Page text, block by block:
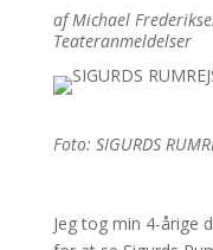
afMichael
Teateranmeldelser
Foto: SIGURDS
Jeg tog min 4-årige